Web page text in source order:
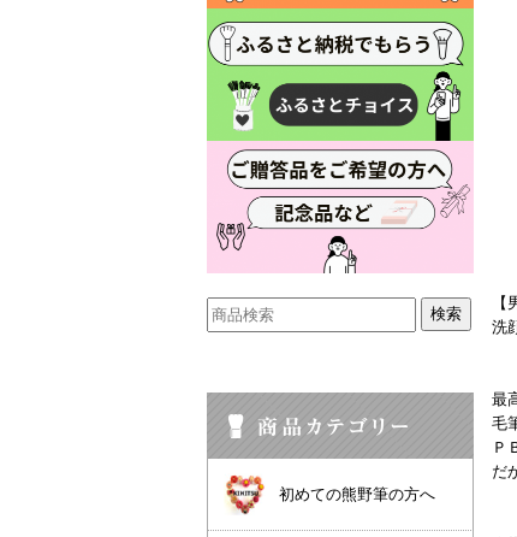
初めての熊野筆の方へ
洗
最
毛
Ｐ
だ